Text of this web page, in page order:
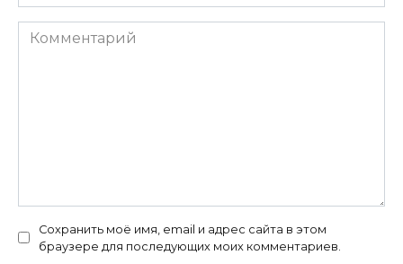
Комментарий
Сохранить моё имя, email и адрес сайта в этом
браузере для последующих моих комментариев.